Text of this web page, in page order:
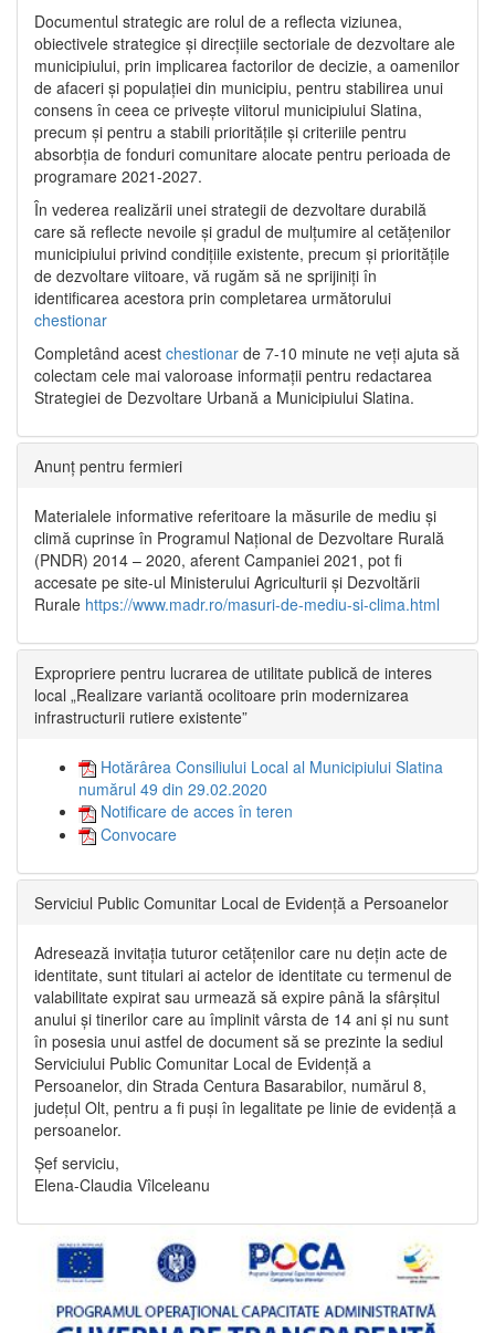
Documentul strategic are rolul de a reflecta viziunea,
obiectivele strategice și direcțiile sectoriale de dezvoltare ale
municipiului, prin implicarea factorilor de decizie, a oamenilor
de afaceri și populației din municipiu, pentru stabilirea unui
consens în ceea ce privește viitorul municipiului Slatina,
precum și pentru a stabili prioritățile și criteriile pentru
absorbția de fonduri comunitare alocate pentru perioada de
programare 2021-2027.
În vederea realizării unei strategii de dezvoltare durabilă
care să reflecte nevoile și gradul de mulțumire al cetățenilor
municipiului privind condițiile existente, precum și prioritățile
de dezvoltare viitoare, vă rugăm să ne sprijiniți în
identificarea acestora prin completarea următorului
chestionar
Completând acest chestionar de 7-10 minute ne veți ajuta să
colectam cele mai valoroase informații pentru redactarea
Strategiei de Dezvoltare Urbană a Municipiului Slatina.
Anunț pentru fermieri
Materialele informative referitoare la măsurile de mediu și
climă cuprinse în Programul Național de Dezvoltare Rurală
(PNDR) 2014 – 2020, aferent Campaniei 2021, pot fi
accesate pe site-ul Ministerului Agriculturii și Dezvoltării
Rurale https://www.madr.ro/masuri-de-mediu-si-clima.html
Expropriere pentru lucrarea de utilitate publică de interes
local „Realizare variantă ocolitoare prin modernizarea
infrastructurii rutiere existente”
Hotărârea Consiliului Local al Municipiului Slatina
numărul 49 din 29.02.2020
Notificare de acces în teren
Convocare
Serviciul Public Comunitar Local de Evidență a Persoanelor
Adresează invitația tuturor cetățenilor care nu dețin acte de
identitate, sunt titulari ai actelor de identitate cu termenul de
valabilitate expirat sau urmează să expire până la sfârșitul
anului și tinerilor care au împlinit vârsta de 14 ani și nu sunt
în posesia unui astfel de document să se prezinte la sediul
Serviciului Public Comunitar Local de Evidență a
Persoanelor, din Strada Centura Basarabilor, numărul 8,
județul Olt, pentru a fi puși în legalitate pe linie de evidență a
persoanelor.
Șef serviciu,
Elena-Claudia Vîlceleanu